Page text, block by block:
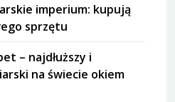
imperium: kupują
sprzętu
– najdłuższy i
na świecie okiem